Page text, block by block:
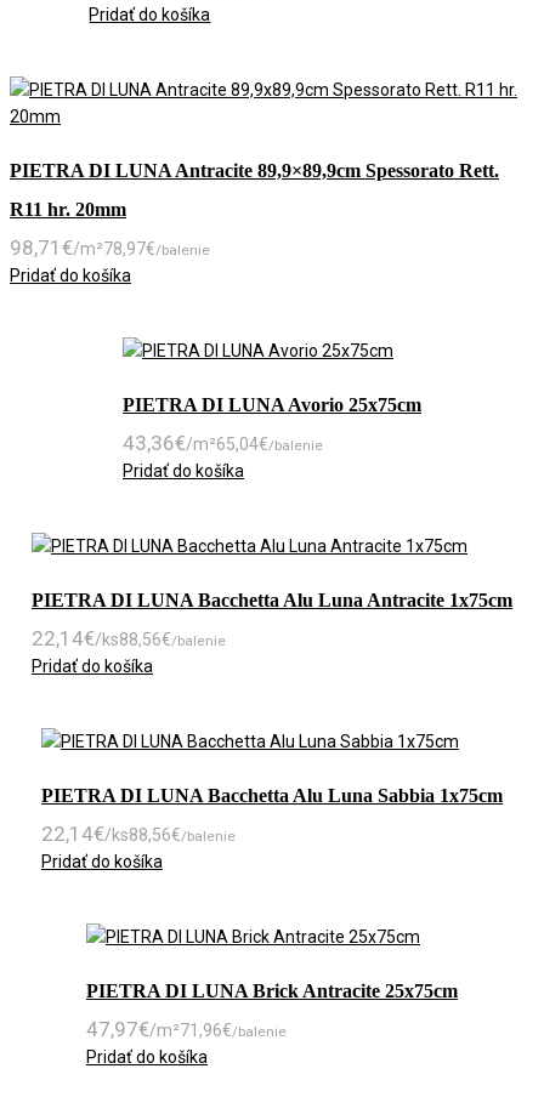
Pridať do košíka
PIETRA DI LUNA Antracite 89,9×89,9cm Spessorato Rett.
R11 hr. 20mm
98,71 €/m²78,97€/balenie
Pridať do košíka
PIETRA DI LUNA Avorio 25x75cm
43,36€/m²65,04€/balenie
Pridať do košíka
PIETRA DI LUNA Bacchetta Alu Luna Antracite 1x75cm
22,14€/ks88,56€/balenie
Pridať do košíka
PIETRA DI LUNA Bacchetta Alu Luna Sabbia 1x75cm
22,14€/ks88,56€/balenie
Pridať do košíka
PIETRA DI LUNA Brick Antracite 25x75cm
47,97€/m²71,96€/balenie
Pridať do košíka